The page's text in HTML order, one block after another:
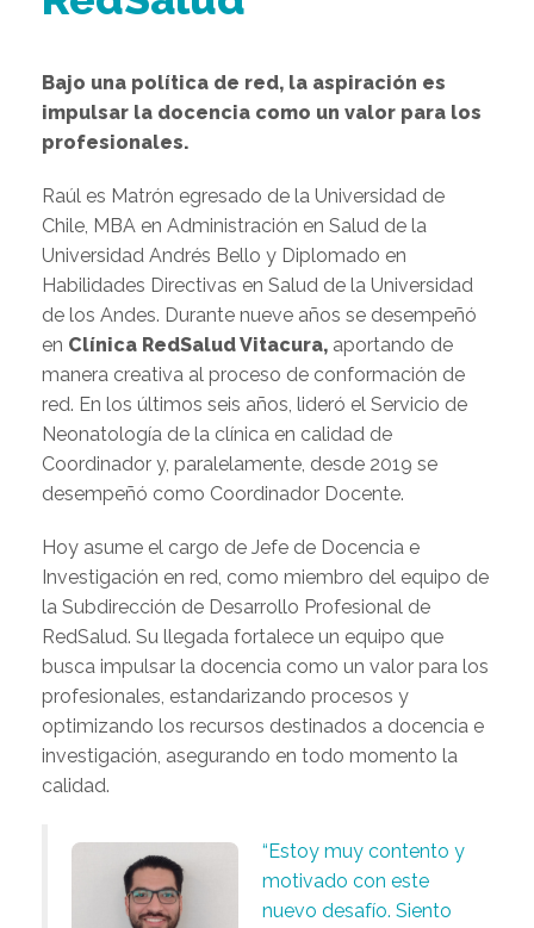
Bajo una política de red, la aspiración es
impulsar la docencia como un valor para los
profesionales.
Raúl es Matrón egresado de la Universidad de
Chile, MBA en Administración en Salud de la
Universidad Andrés Bello y Diplomado en
Habilidades Directivas en Salud de la Universidad
de los Andes. Durante nueve años se desempeñó
en Clínica RedSalud Vitacura, aportando de
manera creativa al proceso de conformación de
red. En los últimos seis años, lideró el Servicio de
Neonatología de la clínica en calidad de
Coordinador y, paralelamente, desde 2019 se
desempeñó como Coordinador Docente.
Hoy asume el cargo de Jefe de Docencia e
Investigación en red, como miembro del equipo de
la Subdirección de Desarrollo Profesional de
RedSalud. Su llegada fortalece un equipo que
busca impulsar la docencia como un valor para los
profesionales, estandarizando procesos y
optimizando los recursos destinados a docencia e
investigación, asegurando en todo momento la
calidad.
“Estoy muy contento y
motivado con este
nuevo desafío. Siento